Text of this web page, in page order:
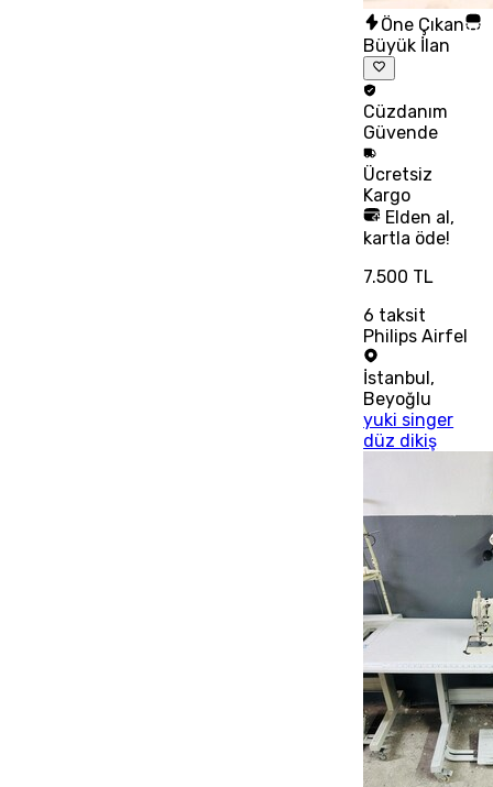
Öne Çıkan
Büyük İlan
Cüzdanım
Güvende
Ücretsiz
Kargo
Elden al,
kartla öde!
7.500 TL
6 taksit
Philips Airfel
İstanbul,
Beyoğlu
yuki singer
düz dikiş